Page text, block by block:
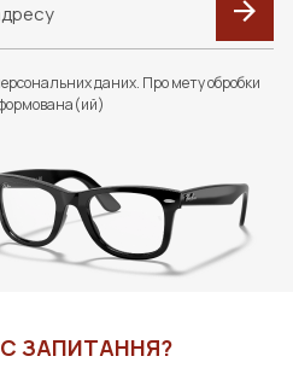
ДЛЯ ДОГЛЯДУ
РОЗПИЛЮВАЧА)
3000 грнданих. Про мету обробки
ЗАПИТАННЯ?